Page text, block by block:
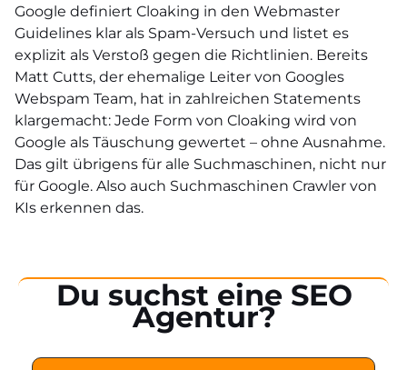
Google definiert Cloaking in den Webmaster
Guidelines klar als Spam-Versuch und listet es
explizit als Verstoß gegen die Richtlinien. Bereits
Matt Cutts, der ehemalige Leiter von Googles
Webspam Team, hat in zahlreichen Statements
klargemacht: Jede Form von Cloaking wird von
Google als Täuschung gewertet – ohne Ausnahme.
Das gilt übrigens für alle Suchmaschinen, nicht nur
für Google. Also auch Suchmaschinen Crawler von
KIs erkennen das.
Du suchst eine SEO
Agentur?